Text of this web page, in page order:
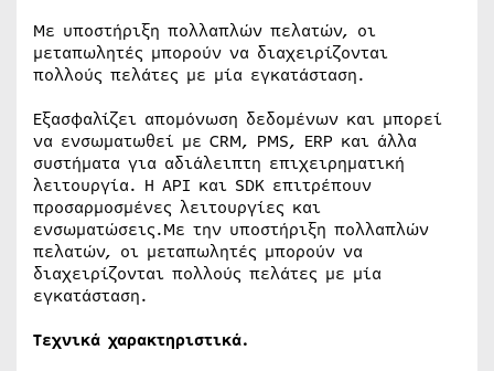
Με υποστήριξη πολλαπλών πελατών, οι
μεταπωλητές μπορούν να διαχειρίζονται
πολλούς πελάτες με μία εγκατάσταση.
Εξασφαλίζει απομόνωση δεδομένων και μπορεί
να ενσωματωθεί με CRM, PMS, ERP και άλλα
συστήματα για αδιάλειπτη επιχειρηματική
λειτουργία. Η API και SDK επιτρέπουν
προσαρμοσμένες λειτουργίες και
ενσωματώσεις.Με την υποστήριξη πολλαπλών
πελατών, οι μεταπωλητές μπορούν να
διαχειρίζονται πολλούς πελάτες με μία
εγκατάσταση.
Tεχνικά χαρακτηριστικά.